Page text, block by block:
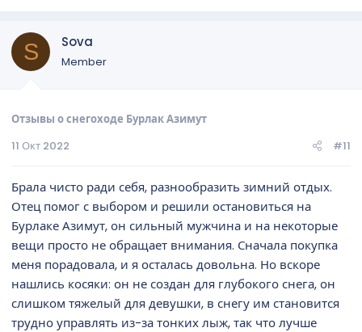
S Sova
Member
Отзывы о снегоходе Бурлак Азимут
11 Окт 2022
#11
Брала чисто ради себя, разнообразить зимний отдых.
Отец помог с выбором и решили остановиться на
Бурлаке Азимут, он сильный мужчина и на некоторые
вещи просто не обращает внимания. Сначала покупка
меня порадовала, и я осталась довольна. Но вскоре
нашлись косяки: он не создан для глубокого снега, он
слишком тяжелый для девушки, в снегу им становится
трудно управлять из-за тонких лыж, так что лучше